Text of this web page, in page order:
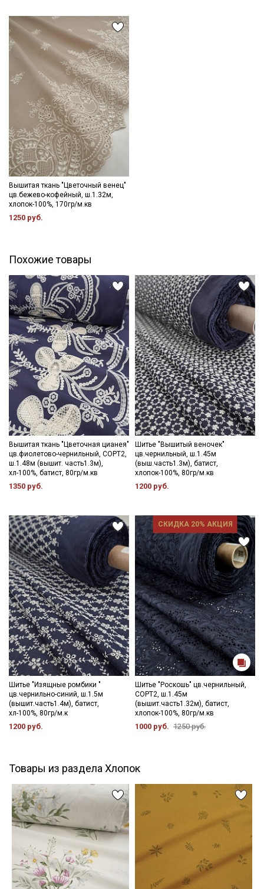
Вышитая ткань "Цветочный венец"
цв.бежево-кофейный, ш.1.32м,
хлопок-100%, 170гр/м.кв
1250 руб.
Похожие товары
Вышитая ткань "Цветочная цианея"
цв.фиолетово-чернильный, СОРТ2,
ш.1.48м (вышит. часть1.3м),
хл-100%, батист, 80гр/м.кв
1350 руб.
Шитье "Вышитый веночек"
цв.чернильный, ш.1.45м
(выш.часть1.3м), батист,
хлопок-100%, 80гр/м.кв
1200 руб.
Шитье "Изящные ромбики "
цв.чернильно-синий, ш.1.5м
(вышит.часть1.4м), батист,
хл-100%, 80гр/м.к
1200 руб.
СКИДКА 20% АКЦИЯ
Шитье "Роскошь" цв.чернильный,
СОРТ2, ш.1.45м
(вышит.часть1.32м), батист,
хлопок-100%, 80гр/м.кв
1000 руб. 1250 руб.
Товары из раздела Хлопок
Электронная почта
Подписаться
Ознакомлен(а) сПолитикой обработки персональных
данныхи даюСогласие на обработку персональных
данных
ДаюСогласие на получение рекламных и
информационных рассылок